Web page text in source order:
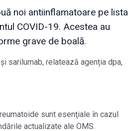
noi antiinflamatoare pe lista
COVID-19. Acestea au
grave de boală.
sarilumab, relatează agenția dpa,
sunt esenţiale în cazul
actualizate ale OMS.